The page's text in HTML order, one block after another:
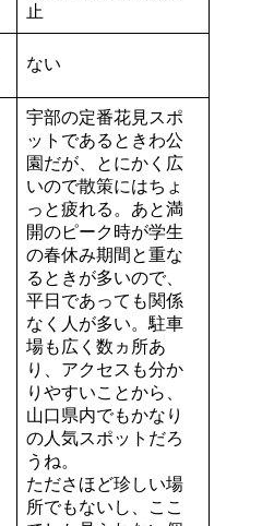
止
ない
宇部の定番花見スポ
ットであるときわ公
園だが、とにかく広
いので散策にはちょ
っと疲れる。あと満
開のピーク時が学生
の春休み期間と重な
るときが多いので、
平日であっても関係
なく人が多い。駐車
場も広く数ヵ所あ
り、アクセスも分か
りやすいことから、
山口県内でもかなり
の人気スポットだろ
うね。
たださほど珍しい場
所でもないし、ここ